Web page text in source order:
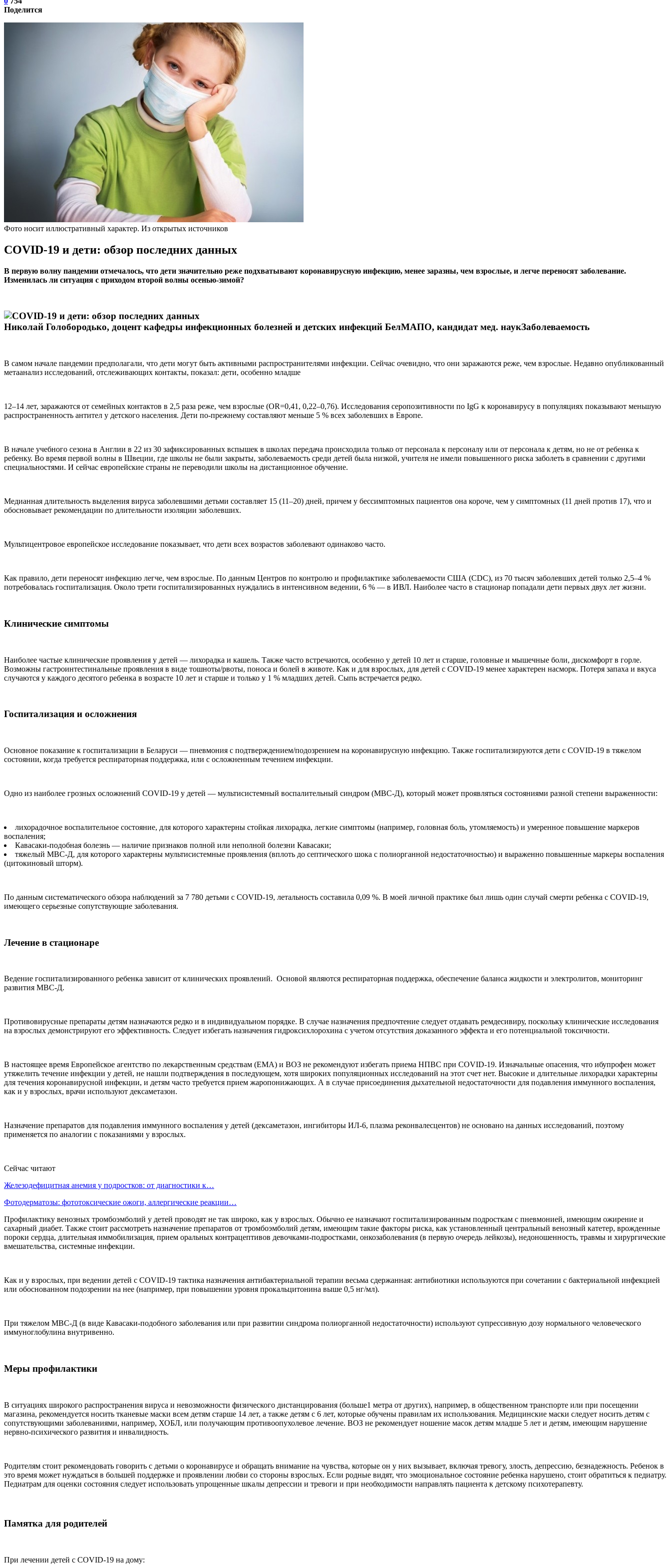
Поделится
Фото носит иллюстративный характер. Из открытых источников
COVID-19 и дети: обзор последних данных
В первую волну пандемии отмечалось, что дети значительно реже подхватывают коронавирусную инфекцию, менее заразны, чем взрослые, и легче переносят заболевание.
Изменилась ли ситуация с приходом второй волны осенью-зимой?
Николай Голобородько, доцент кафедры инфекционных болезней и детских инфекций БелМАПО, кандидат мед. наукЗаболеваемость
В самом начале пандемии предполагали, что дети могут быть активными распространителями инфекции. Сейчас очевидно, что они заражаются реже, чем взрослые. Недавно опубликованный
метаанализ исследований, отслеживающих контакты, показал: дети, особенно младше
12–14 лет, заражаются от семейных контактов в 2,5 раза реже, чем взрослые (OR=0,41, 0,22–0,76). Исследования серопозитивности по IgG к коронавирусу в популяциях показывают меньшую
распространенность антител у детского населения. Дети по-прежнему составляют меньше 5 % всех заболевших в Европе.
В начале учебного сезона в Англии в 22 из 30 зафиксированных вспышек в школах передача происходила только от персонала к персоналу или от персонала к детям, но не от ребенка к
ребенку. Во время первой волны в Швеции, где школы не были закрыты, заболеваемость среди детей была низкой, учителя не имели повышенного риска заболеть в сравнении с другими
специальностями. И сейчас европейские страны не переводили школы на дистанционное обучение.
Медианная длительность выделения вируса заболевшими детьми составляет 15 (11–20) дней, причем у бессимптомных пациентов она короче, чем у симптомных (11 дней против 17), что и
обосновывает рекомендации по длительности изоляции заболевших.
Мультицентровое европейское исследование показывает, что дети всех возрастов заболевают одинаково часто.
Как правило, дети переносят инфекцию легче, чем взрослые. По данным Центров по контролю и профилактике заболеваемости США (CDC), из 70 тысяч заболевших детей только 2,5–4 %
потребовалась госпитализация. Около трети госпитализированных нуждались в интенсивном ведении, 6 % — в ИВЛ. Наиболее часто в стационар попадали дети первых двух лет жизни.
Клинические симптомы
Наиболее частые клинические проявления у детей — лихорадка и кашель. Также часто встречаются, особенно у детей 10 лет и старше, головные и мышечные боли, дискомфорт в горле.
Возможны гастроинтестинальные проявления в виде тошноты/рвоты, поноса и болей в животе. Как и для взрослых, для детей с COVID-19 менее характерен насморк. Потеря запаха и вкуса
случаются у каждого десятого ребенка в возрасте 10 лет и старше и только у 1 % младших детей. Сыпь встречается редко.
Госпитализация и осложнения
Основное показание к госпитализации в Беларуси — пневмония с подтверждением/подозрением на коронавирусную инфекцию. Также госпитализируются дети с COVID-19 в тяжелом
состоянии, когда требуется респираторная поддержка, или с осложненным течением инфекции.
Одно из наиболее грозных осложнений COVID-19 у детей — мультисистемный воспалительный синдром (МВС-Д), который может проявляться состояниями разной степени выраженности:
лихорадочное воспалительное состояние, для которого характерны стойкая лихорадка, легкие симптомы (например, головная боль, утомляемость) и умеренное повышение маркеров
воспаления;
Кавасаки-подобная болезнь — наличие признаков полной или неполной болезни Кавасаки;
тяжелый МВС-Д, для которого характерны мультисистемные проявления (вплоть до септического шока с полиорганной недостаточностью) и выраженно повышенные маркеры воспаления
(цитокиновый шторм).
По данным систематического обзора наблюдений за 7 780 детьми с COVID-19, летальность составила 0,09 %. В моей личной практике был лишь один случай смерти ребенка с COVID-19,
имеющего серьезные сопутствующие заболевания.
Лечение в стационаре
Ведение госпитализированного ребенка зависит от клинических проявлений. Основой являются респираторная поддержка, обеспечение баланса жидкости и электролитов, мониторинг
развития МВС-Д.
Противовирусные препараты детям назначаются редко и в индивидуальном порядке. В случае назначения предпочтение следует отдавать ремдесивиру, поскольку клинические исследования
на взрослых демонстрируют его эффективность. Следует избегать назначения гидроксихлорохина с учетом отсутствия доказанного эффекта и его потенциальной токсичности.
В настоящее время Европейское агентство по лекарственным средствам (EMA) и ВОЗ не рекомендуют избегать приема НПВС при COVID-19. Изначальные опасения, что ибупрофен может
утяжелить течение инфекции у детей, не нашли подтверждения в последующем, хотя широких популяционных исследований на этот счет нет. Высокие и длительные лихорадки характерны
для течения коронавирусной инфекции, и детям часто требуется прием жаропонижающих. А в случае присоединения дыхательной недостаточности для подавления иммунного воспаления,
как и у взрослых, врачи используют дексаметазон.
Назначение препаратов для подавления иммунного воспаления у детей (дексаметазон, ингибиторы ИЛ-6, плазма реконвалесцентов) не основано на данных исследований, поэтому
применяется по аналогии с показаниями у взрослых.
Сейчас читают
Железодефицитная анемия у подростков: от диагностики к…
Фотодерматозы: фототоксические ожоги, аллергические реакции…
Профилактику венозных тромбоэмболий у детей проводят не так широко, как у взрослых. Обычно ее назначают госпитализированным подросткам с пневмонией, имеющим ожирение и
сахарный диабет. Также стоит рассмотреть назначение препаратов от тромбоэмболий детям, имеющим такие факторы риска, как установленный центральный венозный катетер, врожденные
пороки сердца, длительная иммобилизация, прием оральных контрацептивов девочками-подростками, онкозаболевания (в первую очередь лейкозы), недоношенность, травмы и хирургические
вмешательства, системные инфекции.
Как и у взрослых, при ведении детей с COVID-19 тактика назначения антибактериальной терапии весьма сдержанная: антибиотики используются при сочетании с бактериальной инфекцией
или обоснованном подозрении на нее (например, при повышении уровня прокальцитонина выше 0,5 нг/мл).
При тяжелом МВС-Д (в виде Кавасаки-подобного заболевания или при развитии синдрома полиорганной недостаточности) используют супрессивную дозу нормального человеческого
иммуноглобулина внутривенно.
Меры профилактики
В ситуациях широкого распространения вируса и невозможности физического дистанцирования (больше1 метра от других), например, в общественном транспорте или при посещении
магазина, рекомендуется носить тканевые маски всем детям старше 14 лет, а также детям с 6 лет, которые обучены правилам их использования. Медицинские маски следует носить детям с
сопутствующими заболеваниями, например, ХОБЛ, или получающим противоопухолевое лечение. ВОЗ не рекомендует ношение масок детям младше 5 лет и детям, имеющим нарушение
нервно-психического развития и инвалидность.
Родителям стоит рекомендовать говорить с детьми о коронавирусе и обращать внимание на чувства, которые он у них вызывает, включая тревогу, злость, депрессию, безнадежность. Ребенок в
это время может нуждаться в большей поддержке и проявлении любви со стороны взрослых. Если родные видят, что эмоциональное состояние ребенка нарушено, стоит обратиться к педиатру.
Педиатрам для оценки состояния следует использовать упрощенные шкалы депрессии и тревоги и при необходимости направлять пациента к детскому психотерапевту.
Памятка для родителей
При лечении детей с COVID-19 на дому: